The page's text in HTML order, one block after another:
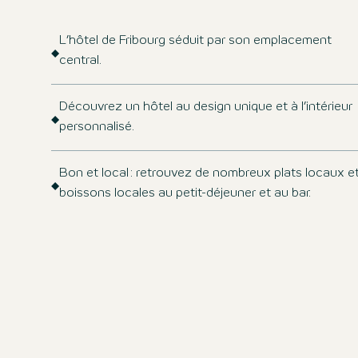
L’hôtel de Fribourg séduit par son emplacement
central.
Découvrez un hôtel au design unique et à l’intérieur
personnalisé.
Bon et local : retrouvez de nombreux plats locaux
boissons locales au petit-déjeuner et au bar.